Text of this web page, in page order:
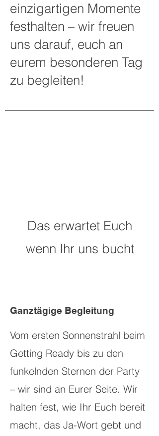
einzigartigen Momente
festhalten – wir freuen
uns darauf, euch an
eurem besonderen Tag
zu begleiten!
Das erwartet Euch
wenn Ihr uns bucht
Ganztägige Begleitung
Vom ersten Sonnenstrahl beim
Getting Ready bis zu den
funkelnden Sternen der Party
– wir sind an Eurer Seite. Wir
halten fest, wie Ihr Euch bereit
macht, das Ja-Wort gebt und